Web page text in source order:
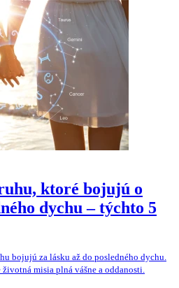
ktoré bojujú o
dychu – týchto 5
bojujú za lásku až do posledného dychu.
misia plná vášne a oddanosti.